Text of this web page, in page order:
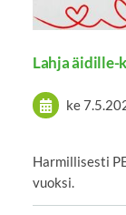
Lahja äidille-
ke
Harmillisesti
vuoksi.